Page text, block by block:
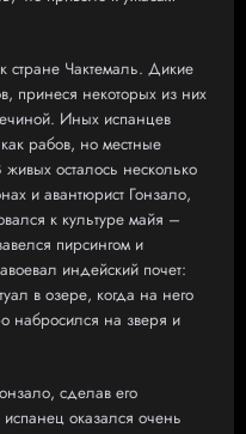
стране Чактемаль. Дикие
принеся некоторых из них
Иных испанцев
рабов, но местные
осталось несколько
и авантюрист Гонзало,
к культуре майя –
пирсингом и
индейский почет:
в озере, когда на него
набросился на зверя и
сделав его
оказался очень